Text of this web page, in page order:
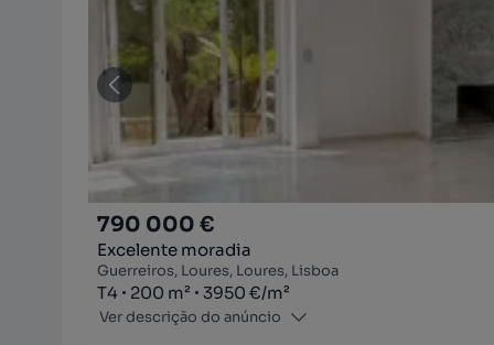
790 000 €
Excelente moradia
Guerreiros, Loures, Loures, Lisboa
Tipologia
T4
Zona200 m²
Preço por metro quadrado
3950 €/m²
Ver descrição do anúncio